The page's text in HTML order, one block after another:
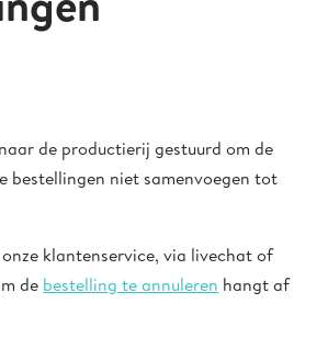
de productierij gestuurd om de
bestellingen niet samenvoegen tot
klantenservice, via livechat of
de bestelling te annuleren hangt af